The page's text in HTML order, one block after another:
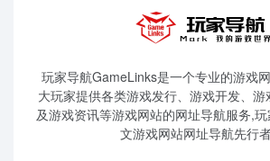
玩家导航GameLinks是一个专业的游戏
大玩家提供各类游戏发行、游戏开发、
及游戏资讯等游戏网站的网址导航服务,
文游戏网站网址导航先行者